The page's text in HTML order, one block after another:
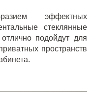
эффектных
стеклянные
подойдут для
пространств